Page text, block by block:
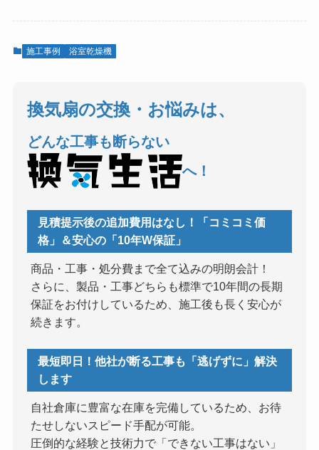
施工事例 浴室乾燥機
換気扇の交換・お悩みは、
どんな工事も断らない
へ！
見積提示後の追加費用はなし！「コミコミ価
格」＆安心の「10年W保証」
商品・工事・処分費まで全て込みの明朗会計！
さらに、製品・工事どちらも標準で10年間の長期
保証をお付けしているため、施工後も長く安心が
続きます。
最短即日！他社が断る工事も「逃げずに」解決
します
自社倉庫に豊富な在庫を完備しているため、お待
たせしないスピード手配が可能。
圧倒的な経験と技術力で「できない工事はない」